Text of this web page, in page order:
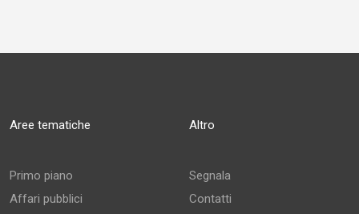
Aree tematiche
Primo piano
Affari pubblici
Altro
Segnala
Contatti